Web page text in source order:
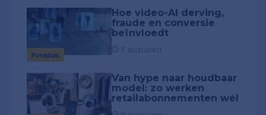
Premium
Hoe video-AI derving,
fraude en conversie
beïnvloedt
Van hype naar houdbaar
model: zo werken
retailabonnementen wél